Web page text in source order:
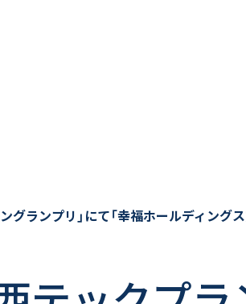
グランプリ」にて「幸福ホールディング